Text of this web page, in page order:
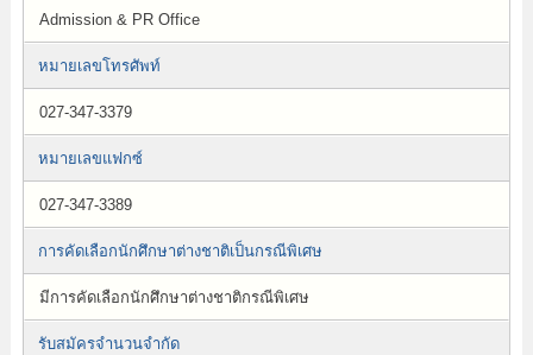
Admission & PR Office
หมายเลขโทรศัพท์
027-347-3379
หมายเลขแฟกซ์
027-347-3389
การคัดเลือกนักศึกษาต่างชาติเป็นกรณีพิเศษ
มีการคัดเลือกนักศึกษาต่างชาติกรณีพิเศษ
รับสมัครจำนวนจำกัด